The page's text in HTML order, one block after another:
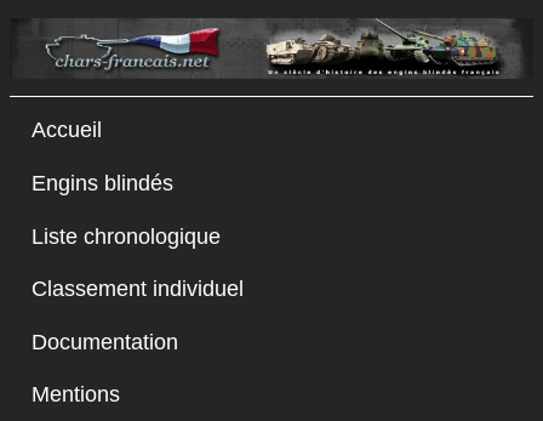
Accueil
Engins blindés
Liste chronologique
Classement individuel
Documentation
Mentions